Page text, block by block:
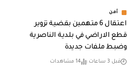
أمن
اعتقال 6 متهمين بقضية تزوير
قطع الاراضي في بلدية الناصرية
وضبط ملفات جديدة
قبل 3 ساعات 14 مشاهدات